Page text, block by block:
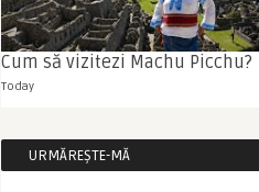
Cum să vizitezi Machu Picchu?
Today
URMĂREȘTE-MĂ